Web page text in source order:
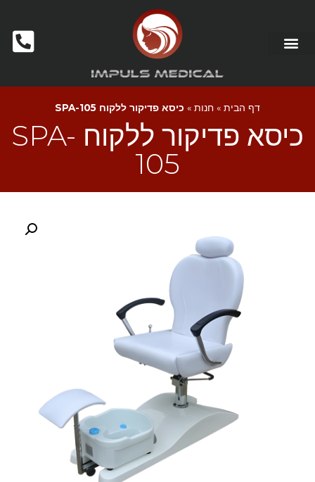
דף הבית » חנות » כיסא פדיקור ללקוח SPA-105
כיסא פדיקור ללקוח SPA-
105